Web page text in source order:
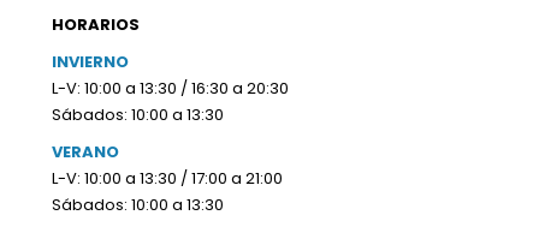
HORARIOS
INVIERNO
L-V: 10:00 a 13:30 / 16:30 a 20:30
Sábados: 10:00 a 13:30
VERANO
L-V: 10:00 a 13:30 / 17:00 a 21:00
Sábados: 10:00 a 13:30